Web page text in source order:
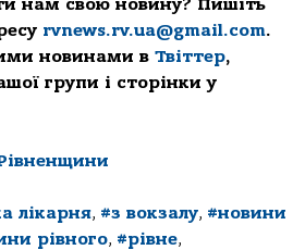
нам свою новину? Пишіть
rvnews.rv.ua@gmail.com.
новинами в Твіттер,
групи і сторінки у
лікарня, #з вокзалу, #новини
рівного, #рівне,